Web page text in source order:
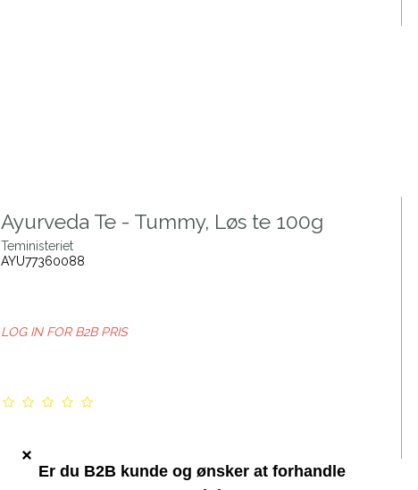
Ayurveda Te - Tummy, Løs te 100g
Teministeriet
AYU77360088
LOG IN FOR B2B PRIS